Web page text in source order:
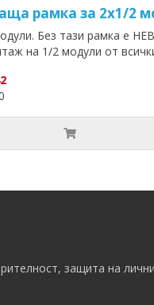
рамка за 2х1/2
Без тази рамка е
на 1/2 модули от
защита на